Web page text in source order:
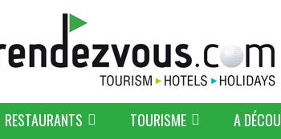
RESTAURANTS TOURISME A